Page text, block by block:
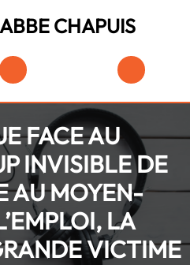
CHAPUIS
Shopping
Cart
FACE AU
INVISIBLE DE
AU MOYEN-
LA
VICTIME